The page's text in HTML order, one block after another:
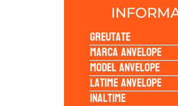
Greutate
Marca anvelope
Model anvelope
Latime anvelope
Inaltime